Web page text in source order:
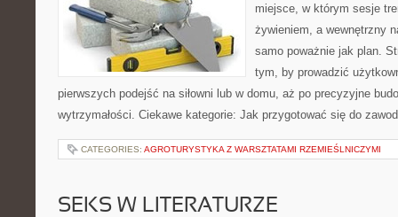
miejsce, w którym sesje
żywieniem, a wewnętrzny
samo poważnie jak plan.
tym, by prowadzić
pierwszych podejść na siłowni lub w domu, aż po precyzyjne
wytrzymałości. Ciekawe kategorie: Jak przygotować się do
CATEGORIES: AGROTURYSTYKA Z WARSZTATAMI RZEMIEŚLNICZYMI
SEKS W LITERATURZE